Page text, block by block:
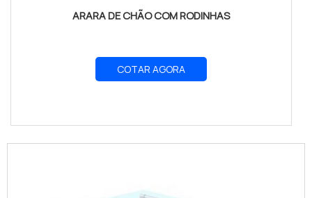
ARARA DE CHÃO COM RODINHAS
COTAR AGORA